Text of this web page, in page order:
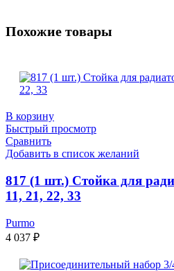
Похожие товары
В корзину
Быстрый просмотр
Сравнить
Добавить в список желаний
817 (1 шт.) Стойка для
11, 21, 22, 33
Purmo
4 037 ₽